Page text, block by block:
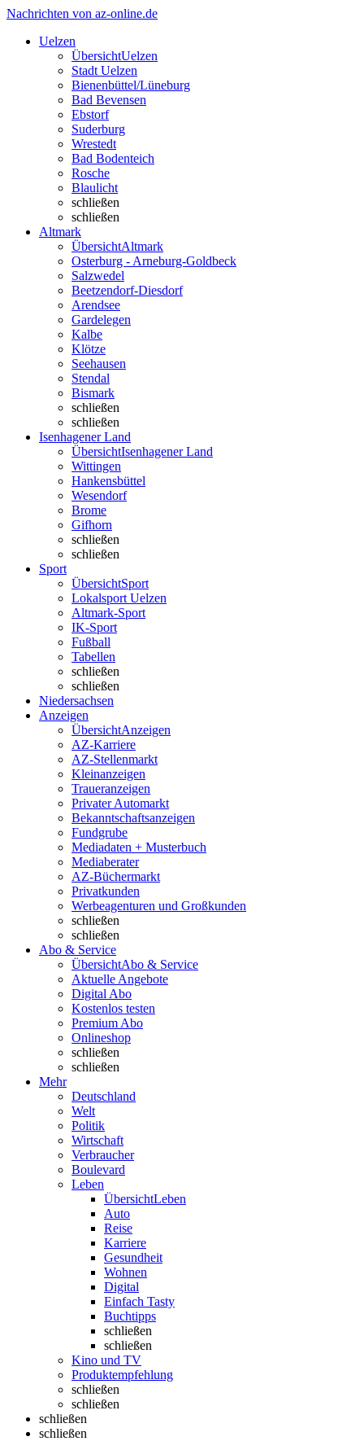
Nachrichten von az-online.de
Uelzen
ÜbersichtUelzen
Stadt Uelzen
Bienenbüttel/Lüneburg
Bad Bevensen
Ebstorf
Suderburg
Wrestedt
Bad Bodenteich
Rosche
Blaulicht
schließen
schließen
Altmark
ÜbersichtAltmark
Osterburg - Arneburg-Goldbeck
Salzwedel
Beetzendorf-Diesdorf
Arendsee
Gardelegen
Kalbe
Klötze
Seehausen
Stendal
Bismark
schließen
schließen
Isenhagener Land
ÜbersichtIsenhagener Land
Wittingen
Hankensbüttel
Wesendorf
Brome
Gifhorn
schließen
schließen
Sport
ÜbersichtSport
Lokalsport Uelzen
Altmark-Sport
IK-Sport
Fußball
Tabellen
schließen
schließen
Niedersachsen
Anzeigen
ÜbersichtAnzeigen
AZ-Karriere
AZ-Stellenmarkt
Kleinanzeigen
Traueranzeigen
Privater Automarkt
Bekanntschaftsanzeigen
Fundgrube
Mediadaten + Musterbuch
Mediaberater
AZ-Büchermarkt
Privatkunden
Werbeagenturen und Großkunden
schließen
schließen
Abo & Service
ÜbersichtAbo & Service
Aktuelle Angebote
Digital Abo
Kostenlos testen
Premium Abo
Onlineshop
schließen
schließen
Mehr
Deutschland
Welt
Politik
Wirtschaft
Verbraucher
Boulevard
Leben
ÜbersichtLeben
Auto
Reise
Karriere
Gesundheit
Wohnen
Digital
Einfach Tasty
Buchtipps
schließen
schließen
Kino und TV
Produktempfehlung
schließen
schließen
schließen
schließen